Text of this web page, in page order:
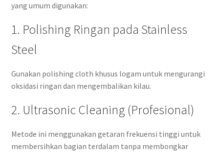
yang umum digunakan:
1. Polishing Ringan pada Stainless
Steel
Gunakan polishing cloth khusus logam untuk mengurangi
oksidasi ringan dan mengembalikan kilau.
2. Ultrasonic Cleaning (Profesional)
Metode ini menggunakan getaran frekuensi tinggi untuk
membersihkan bagian terdalam tanpa membongkar